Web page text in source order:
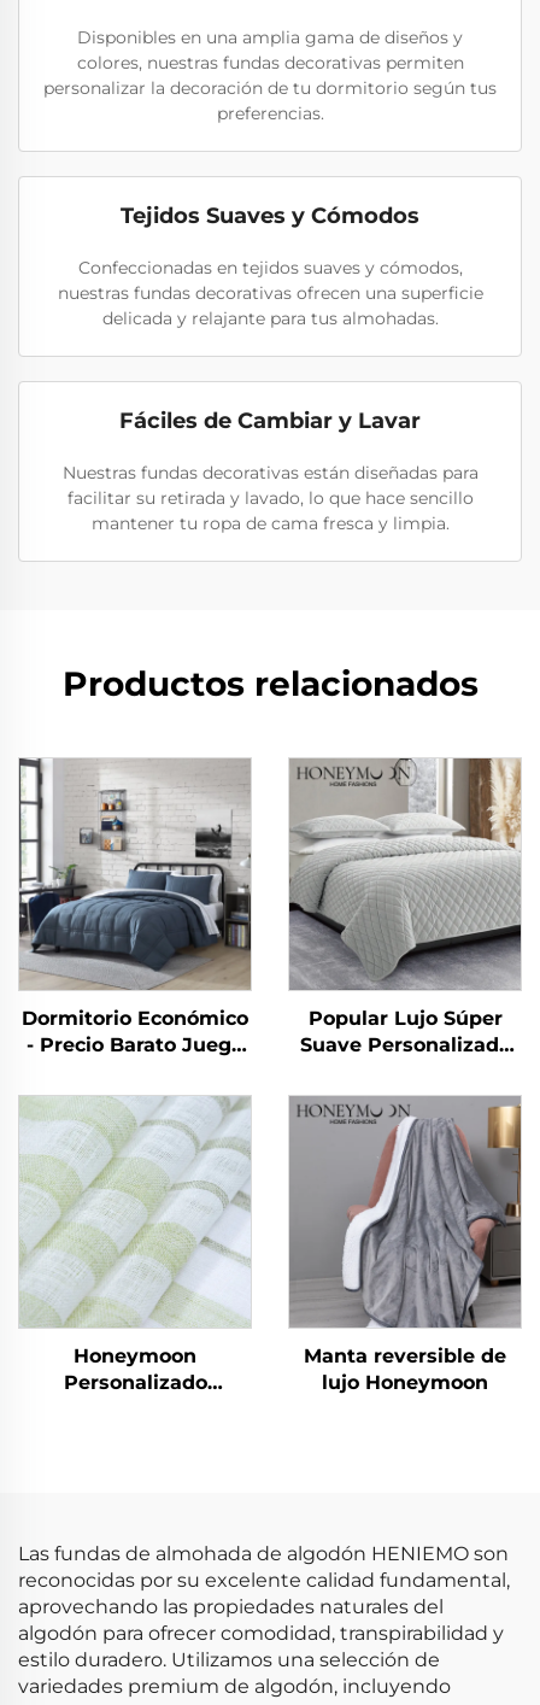
Disponibles en una amplia gama de diseños y
colores, nuestras fundas decorativas permiten
personalizar la decoración de tu dormitorio según tus
preferencias.
Tejidos Suaves y Cómodos
Confeccionadas en tejidos suaves y cómodos,
nuestras fundas decorativas ofrecen una superficie
delicada y relajante para tus almohadas.
Fáciles de Cambiar y Lavar
Nuestras fundas decorativas están diseñadas para
facilitar su retirada y lavado, lo que hace sencillo
mantener tu ropa de cama fresca y limpia.
Productos relacionados
Dormitorio Económico
- Precio Barato Juego
Hogar Uso en
Dormitorio
Popular Lujo Súper
Suave Personalizado
Edredón King Size 3
Piezas
Honeymoon
Personalizado
Manta reversible de
lujo Honeymoon
Las fundas de almohada de algodón HENIEMO son
reconocidas por su excelente calidad fundamental,
aprovechando las propiedades naturales del
algodón para ofrecer comodidad, transpirabilidad y
estilo duradero. Utilizamos una selección de
variedades premium de algodón, incluyendo